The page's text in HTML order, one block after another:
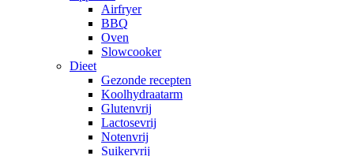
Airfryer
BBQ
Oven
Slowcooker
Dieet
Gezonde recepten
Koolhydraatarm
Glutenvrij
Lactosevrij
Notenvrij
Suikervrij